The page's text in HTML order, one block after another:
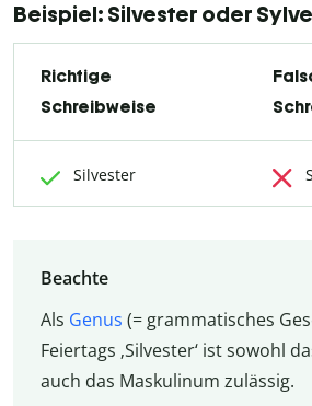
Beispiel: Silvester oder
Richtige
Schreibweise
Silvester
Beachte
Als Genus (= grammatisches
Feiertags ‚Silvester‘ ist sowohl
auch das Maskulinum zulässig.